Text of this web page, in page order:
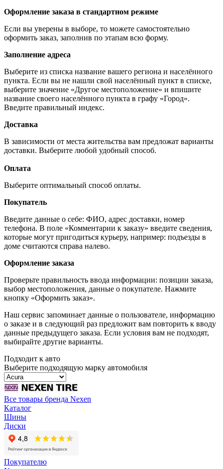
Оформление заказа в стандартном режиме
Если вы уверены в выборе, то можете самостоятельно
оформить заказ, заполнив по этапам всю форму.
Заполнение адреса
Выберите из списка название вашего региона и населённого
пункта. Если вы не нашли свой населённый пункт в списке,
выберите значение «Другое местоположение» и впишите
название своего населённого пункта в графу «Город».
Введите правильный индекс.
Доставка
В зависимости от места жительства вам предложат варианты
доставки. Выберите любой удобный способ.
Оплата
Выберите оптимальный способ оплаты.
Покупатель
Введите данные о себе: ФИО, адрес доставки, номер
телефона. В поле «Комментарии к заказу» введите сведения,
которые могут пригодиться курьеру, например: подъезды в
доме считаются справа налево.
Оформление заказа
Проверьте правильность ввода информации: позиции заказа,
выбор местоположения, данные о покупателе. Нажмите
кнопку «Оформить заказ».
Наш сервис запоминает данные о пользователе, информацию
о заказе и в следующий раз предложит вам повторить к вводу
данные предыдущего заказа. Если условия вам не подходят,
выбирайте другие варианты.
Подходит к авто
Выберите подходящую марку автомобиля
Все товары бренда Nexen
Каталог
Шины
Диски
Покупателю